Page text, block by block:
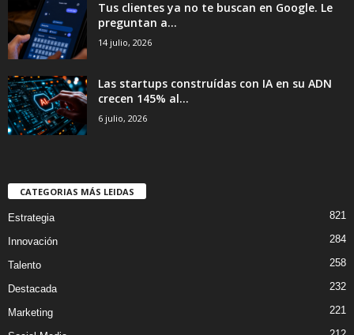
Tus clientes ya no te buscan en Google. Le
preguntan a...
14 julio, 2026
Las startups construídas con IA en su ADN
crecen 145% al...
6 julio, 2026
CATEGORIAS MÁS LEIDAS
Estrategia 821
Innovación 284
Talento 258
Destacada 232
Marketing 221